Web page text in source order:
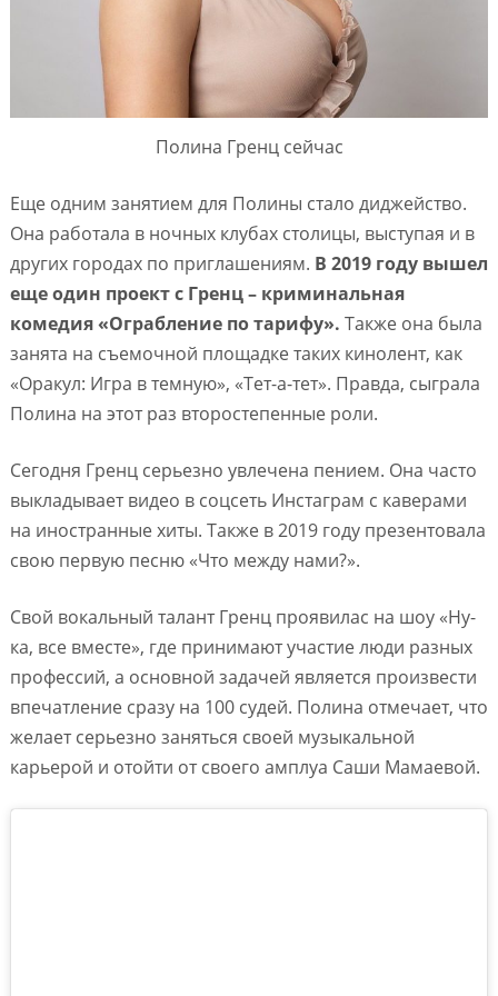
Полина Гренц сейчас
Еще одним занятием для Полины стало диджейство.
Она работала в ночных клубах столицы, выступая и в
других городах по приглашениям. В 2019 году вышел
еще один проект с Гренц – криминальная
комедия «Ограбление по тарифу». Также она была
занята на съемочной площадке таких кинолент, как
«Оракул: Игра в темную», «Тет-а-тет». Правда, сыграла
Полина на этот раз второстепенные роли.
Сегодня Гренц серьезно увлечена пением. Она часто
выкладывает видео в соцсеть Инстаграм с каверами
на иностранные хиты. Также в 2019 году презентовала
свою первую песню «Что между нами?».
Свой вокальный талант Гренц проявилас на шоу «Ну-
ка, все вместе», где принимают участие люди разных
профессий, а основной задачей является произвести
впечатление сразу на 100 судей. Полина отмечает, что
желает серьезно заняться своей музыкальной
карьерой и отойти от своего амплуа Саши Мамаевой.